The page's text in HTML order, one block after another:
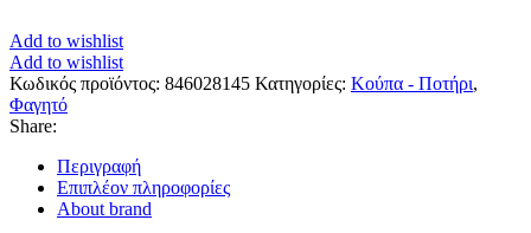
Add to wishlist
Add to wishlist
Κωδικός προϊόντος: 846028145 Κατηγορίες: Κούπα - Ποτήρι,
Φαγητό
Share:
Περιγραφή
Επιπλέον πληροφορίες
About brand